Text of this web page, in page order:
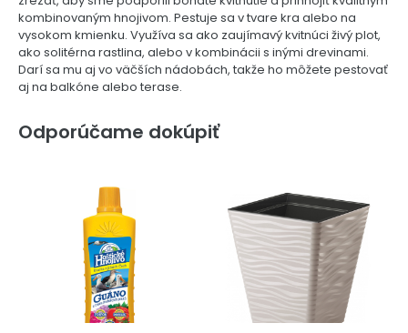
kombinovaným hnojivom. Pestuje sa v tvare kra alebo na
vysokom kmienku. Využíva sa ako zaujímavý kvitnúci živý plot,
ako solitérna rastlina, alebo v kombinácii s inými drevinami.
Darí sa mu aj vo väčších nádobách, takže ho môžete pestovať
aj na balkóne alebo terase.
Odporúčame dokúpiť